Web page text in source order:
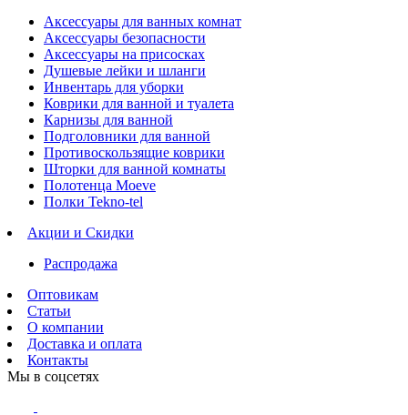
Аксессуары для ванных комнат
Аксессуары безопасности
Аксессуары на присосках
Душевые лейки и шланги
Инвентарь для уборки
Коврики для ванной и туалета
Карнизы для ванной
Подголовники для ванной
Противоскользящие коврики
Шторки для ванной комнаты
Полотенца Moeve
Полки Tekno-tel
Акции и Скидки
Распродажа
Оптовикам
Статьи
О компании
Доставка и оплата
Контакты
Мы в соцсетях